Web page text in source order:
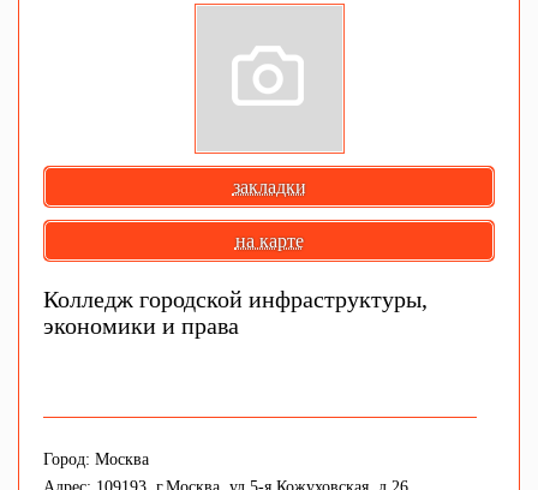
закладки
на карте
Колледж городской инфраструктуры,
экономики и права
Город: Москва